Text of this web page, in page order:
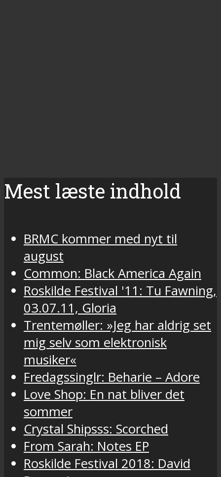
Mest læste indhold
BRMC kommer med nyt til
august
Common: Black America Again
Roskilde Festival '11: Tu Fawning,
03.07.11, Gloria
Trentemøller: »Jeg har aldrig set
mig selv som elektronisk
musiker«
Fredagssinglr: Beharie – Adore
Love Shop: En nat bliver det
sommer
Crystal Shipsss: Scorched
From Sarah: Notes EP
Roskilde Festival 2018: David